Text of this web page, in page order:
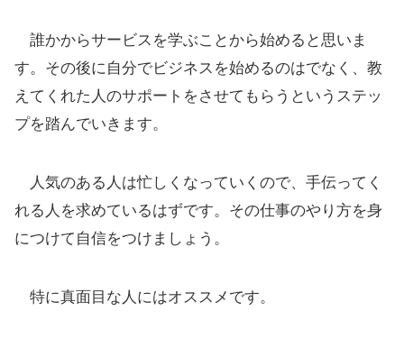
誰かからサービスを学ぶことから始めると思いま
す。その後に自分でビジネスを始めるのはでなく、教
えてくれた人のサポートをさせてもらうというステッ
プを踏んでいきます。
人気のある人は忙しくなっていくので、手伝ってく
れる人を求めているはずです。その仕事のやり方を身
につけて自信をつけましょう。
特に真面目な人にはオススメです。